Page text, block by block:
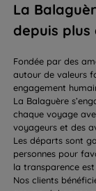
La
depuis plus
Fondée par des
autour de valeurs
engagement
La Balaguère
chaque voyage
voyageurs et des
Les départs sont
personnes pour
la transparence
Nos clients